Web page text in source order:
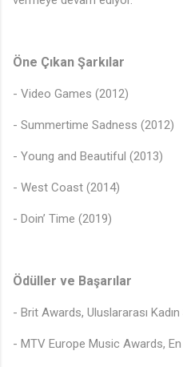
Öne Çıkan Şarkılar
- Video Games (2012)
- Summertime Sadness (2012)
- Young and Beautiful (2013)
- West Coast (2014)
- Doin’ Time (2019)
Ödüller ve Başarılar
- Brit Awards, Uluslararası
- MTV Europe Music Awards,